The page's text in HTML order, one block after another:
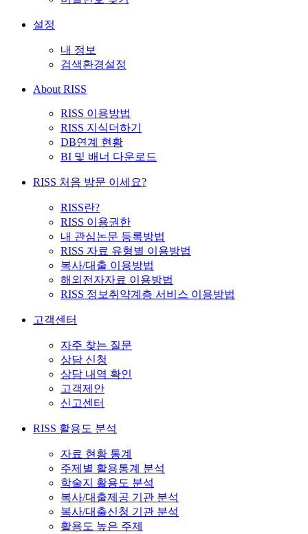
설정
내 정보
검색환경설정
About RISS
RISS 이용방법
RISS 지식더하기
DB연계 현황
BI 및 배너 다운로드
RISS 처음 방문 이세요?
RISS란?
RISS 이용권한
내 관심논문 등록방법
RISS 자료 유형별 이용방법
복사/대출 이용방법
해외전자자료 이용방법
RISS 정보취약계층 서비스 이용방법
고객센터
자주 찾는 질문
상담 신청
상담 내역 확인
고객제안
신고센터
RISS 활용도 분석
자료 현황 통계
주제별 활용통계 분석
학술지 활용도 분석
복사/대출제공 기관 분석
복사/대출신청 기관 분석
활용도 높은 주제